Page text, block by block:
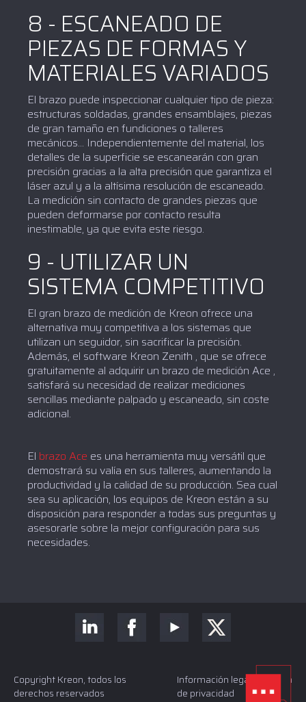
8 - ESCANEADO DE
PIEZAS DE FORMAS Y
MATERIALES VARIADOS
El brazo puede inspeccionar cualquier tipo de pieza:
estructuras soldadas, grandes ensamblajes, piezas
de gran tamaño en fundiciones o talleres
mecánicos... Independientemente del material, los
detalles de la superficie se escanearán con gran
precisión gracias a la alta precisión que garantiza el
láser azul y a la altísima resolución de escaneado.
La medición sin contacto de grandes piezas que
pueden deformarse por contacto resulta
inestimable, ya que evita este riesgo.
9 - UTILIZAR UN
SISTEMA COMPETITIVO
El gran brazo de medición de Kreon ofrece una
alternativa muy competitiva a los sistemas que
utilizan un seguidor, sin sacrificar la precisión.
Además, el software Kreon Zenith , que se ofrece
gratuitamente al adquirir un brazo de medición Ace ,
satisfará su necesidad de realizar mediciones
sencillas mediante palpado y escaneado, sin coste
adicional.
El brazo Ace es una herramienta muy versátil que
demostrará su valía en sus talleres, aumentando la
productividad y la calidad de su producción. Sea cual
sea su aplicación, los equipos de Kreon están a su
disposición para responder a todas sus preguntas y
asesorarle sobre la mejor configuración para sus
necesidades.
Copyright Kreon, todos los
derechos reservados
Información legal y Política
de privacidad